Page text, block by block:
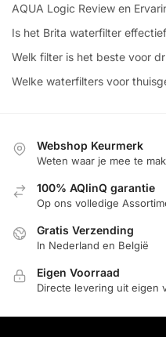
AQUA Logic Review en
Is het Brita waterfilter
Welk filter is het beste voor
Welke waterfilters voor
Webshop Keurmerk
Weten waar je mee te
100% AQlinQ garantie
Op ons volledige
Gratis Verzending
In Nederland en België
Eigen Voorraad
Directe levering uit eigen